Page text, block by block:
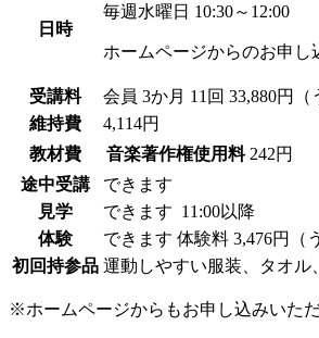
日時
毎週水曜日 10:30～12:00
ホームページからのお申し
受講料 会員 3か月 11回 33,880円（
維持費
4,114円
教材費
音楽著作権使用料 242円
途中受講
できます
見学
できます 11:00以降
体験
できます 体験料 3,476円（
初回持参品 運動しやすい服装、タオ
※ホームページからもお申し込みいた